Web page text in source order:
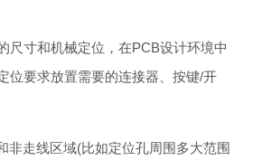
尺寸和机械定位，在PCB设计环境中
位要求放置需要的连接器、按键/开
非走线区域(比如定位孔周围多大范围